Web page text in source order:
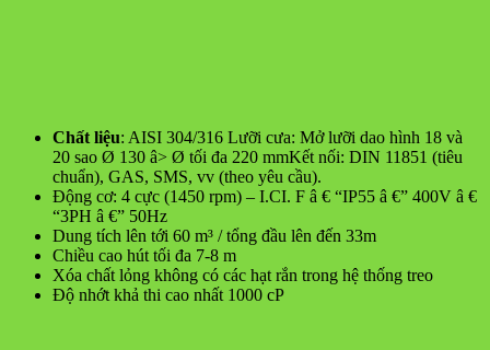
Chất liệu: AISI 304/316 Lưỡi cưa: Mở lưỡi dao hình 18 và
20 sao Ø 130 â> Ø tối đa 220 mmKết nối: DIN 11851 (tiêu
chuẩn), GAS, SMS, vv (theo yêu cầu).
Động cơ: 4 cực (1450 rpm) – I.CI. F â € “IP55 â €” 400V â €
“3PH â €” 50Hz
Dung tích lên tới 60 m³ / tổng đầu lên đến 33m
Chiều cao hút tối đa 7-8 m
Xóa chất lỏng không có các hạt rắn trong hệ thống treo
Độ nhớt khả thi cao nhất 1000 cP